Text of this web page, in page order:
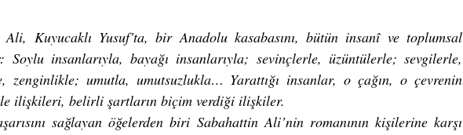
Ali, Kuyucaklı Yusuf’ta, bir Anadolu kasabasını, bütün insanî ve toplumsal
Soylu insanlarıyla, bayağı insanlarıyla; sevinçlerle, üzüntülerle; sevgilerle,
zenginlikle; umutla, umutsuzlukla… Yarattığı insanlar, o çağın, o çevrenin
ilişkileri, belirli şartların biçim verdiği ilişkiler.
sağlayan öğelerden biri Sabahattin Ali’nin romanının kişilerine karşı